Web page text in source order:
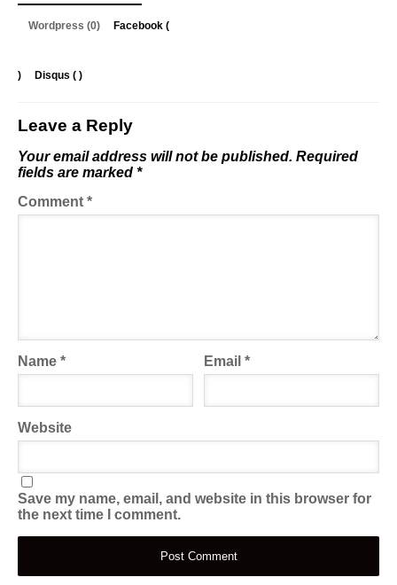
Wordpress (0) Facebook (
) Disqus ( )
Leave a Reply
Your email address will not be published. Required
fields are marked *
Comment *
Name * Email*
Website
Save my name, email, and website in this browser for
the next time I comment.